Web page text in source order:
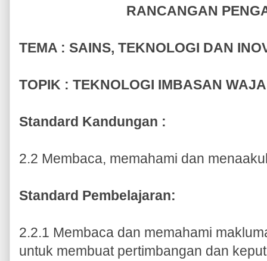
RANCANGAN
TEMA : SAINS, TEKNOLOGI DAN
TOPIK : TEKNOLOGI IMBASAN
Standard Kandungan :
2.2 Membaca, memahami dan
Standard Pembelajaran:
2.2.1 Membaca dan memahami
untuk membuat pertimbangan dan